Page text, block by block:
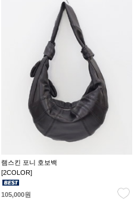
램스킨 포니 호보백
[2COLOR]
105,000원